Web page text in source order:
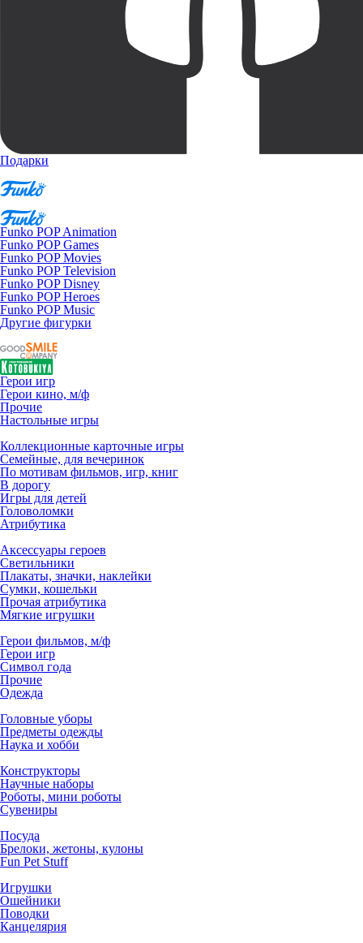
Подарки
Funko POP Animation
Funko POP Games
Funko POP Movies
Funko POP Television
Funko POP Disney
Funko POP Heroes
Funko POP Music
Другие фигурки
Герои игр
Герои кино, м/ф
Прочие
Настольные игры
Коллекционные карточные игры
Семейные, для вечеринок
По мотивам фильмов, игр, книг
В дорогу
Игры для детей
Головоломки
Атрибутика
Аксессуары героев
Светильники
Плакаты, значки, наклейки
Сумки, кошельки
Прочая атрибутика
Мягкие игрушки
Герои фильмов, м/ф
Герои игр
Символ года
Прочие
Одежда
Головные уборы
Предметы одежды
Наука и хобби
Конструкторы
Научные наборы
Роботы, мини роботы
Сувениры
Посуда
Брелоки, жетоны, кулоны
Fun Pet Stuff
Игрушки
Ошейники
Поводки
Канцелярия